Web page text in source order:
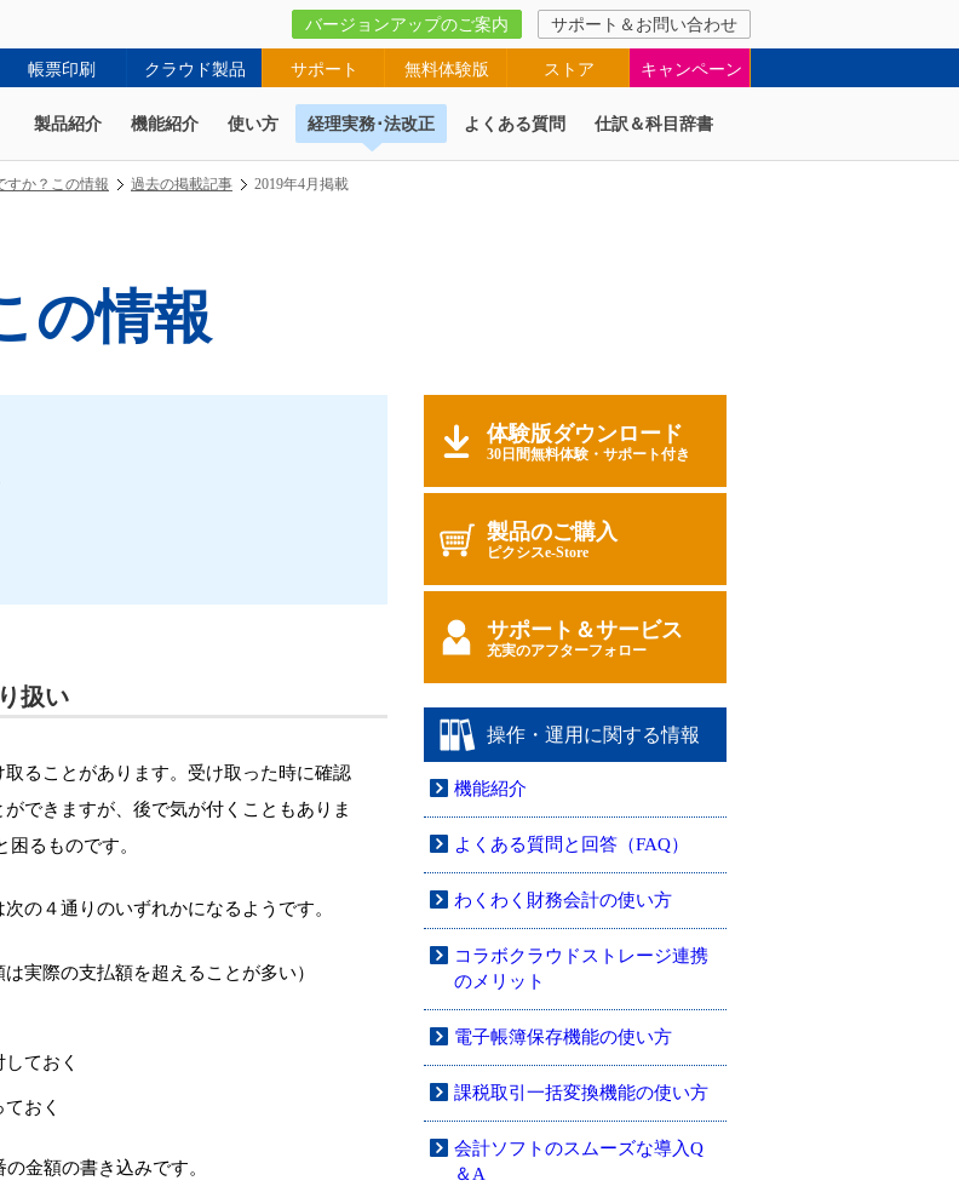
バージョンアップのご案内 サポート＆お問い合わせ
帳票印刷 クラウド製品 サポート 無料体験版 ストア キャンペーン
製品紹介 機能紹介 使い方 経理実務･法改正 よくある質問 仕訳＆科目辞書
すか？この情報 過去の掲載記事 2019年4月掲載
の情報
扱い
ることがあります。受け取った時に確認
できますが、後で気が付くこともありま
るものです。
の４通りのいずれかになるようです。
実際の支払額を超えることが多い）
ておく
おく
金額の書き込みです。
体験版ダウンロード
30日間無料体験・サポート付き
製品のご購入
ピクシスe-Store
サポート＆サービス
充実のアフターフォロー
操作・運用に関する情報
機能紹介
よくある質問と回答（FAQ）
わくわく財務会計の使い方
コラボクラウドストレージ連携
のメリット
電子帳簿保存機能の使い方
課税取引一括変換機能の使い方
会計ソフトのスムーズな導入Q
＆A